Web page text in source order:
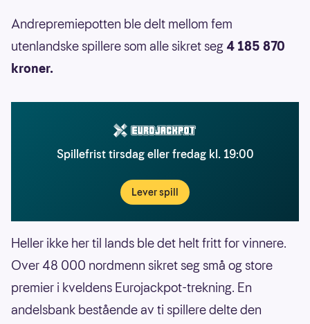
Andrepremiepotten ble delt mellom fem
utenlandske spillere som alle sikret seg 4 185 870
kroner.
Spillefrist tirsdag eller fredag kl. 19:00
Lever spill
Heller ikke her til lands ble det helt fritt for vinnere.
Over 48 000 nordmenn sikret seg små og store
premier i kveldens Eurojackpot-trekning. En
andelsbank bestående av ti spillere delte den